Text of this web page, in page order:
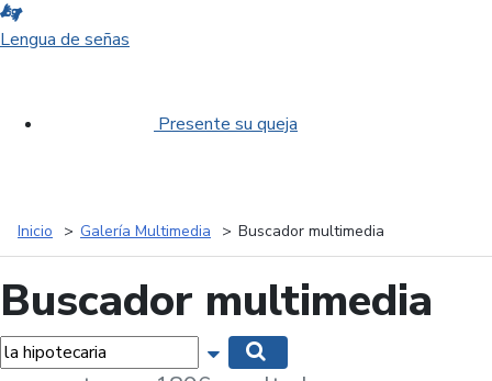
Lengua de señas
Presente su queja
Inicio Galería Multimedia Buscador multimedia
Buscador multimedia
Mostrar opciones de búsqueda